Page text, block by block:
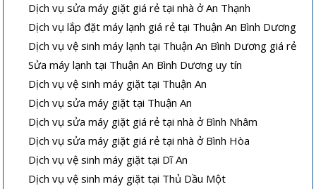
Dịch vụ sửa máy giặt giá rẻ tại nhà ở An Thạnh
Dịch vụ lắp đặt máy lạnh giá rẻ tại Thuận An Bình Dương
Dịch vụ vệ sinh máy lạnh tại Thuận An Bình Dương giá rẻ
Sửa máy lạnh tại Thuận An Bình Dương uy tín
Dịch vụ vệ sinh máy giặt tại Thuận An
Dịch vụ sửa máy giặt tại Thuận An
Dịch vụ sửa máy giặt giá rẻ tại nhà ở Bình Nhâm
Dịch vụ sửa máy giặt giá rẻ tại nhà ở Bình Hòa
Dịch vụ vệ sinh máy giặt tại Dĩ An
Dịch vụ vệ sinh máy giặt tại Thủ Dầu Một